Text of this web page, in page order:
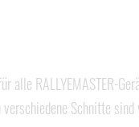
alle RALLYEMASTER-
Schnitte